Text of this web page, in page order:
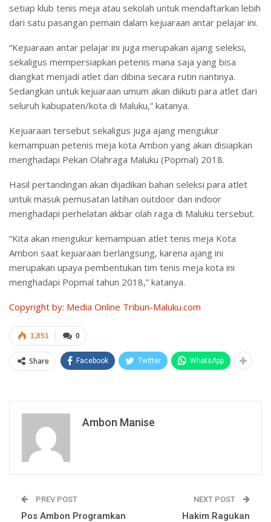
setiap klub tenis meja atau sekolah untuk mendaftarkan lebih
dari satu pasangan pemain dalam kejuaraan antar pelajar ini.
“Kejuaraan antar pelajar ini juga merupakan ajang seleksi,
sekaligus mempersiapkan petenis mana saja yang bisa
diangkat menjadi atlet dan dibina secara rutin nantinya.
Sedangkan untuk kejuaraan umum akan diikuti para atlet dari
seluruh kabupaten/kota di Maluku,” katanya.
Kejuaraan tersebut sekaligus juga ajang mengukur
kemampuan petenis meja kota Ambon yang akan disiapkan
menghadapi Pekan Olahraga Maluku (Popmal) 2018.
Hasil pertandingan akan dijadikan bahan seleksi para atlet
untuk masuk pemusatan latihan outdoor dan indoor
menghadapi perhelatan akbar olah raga di Maluku tersebut.
“Kita akan mengukur kemampuan atlet tenis meja Kota
Ambon saat kejuaraan berlangsung, karena ajang ini
merupakan upaya pembentukan tim tenis meja kota ini
menghadapi Popmal tahun 2018,” katanya.
Copyright by: Media Online Tribun-Maluku.com
0
1,851
Share Facebook Twitter WhatsApp
Ambon Manise
PREV POST
Pos Ambon Programkan
NEXT POST
Hakim Ragukan